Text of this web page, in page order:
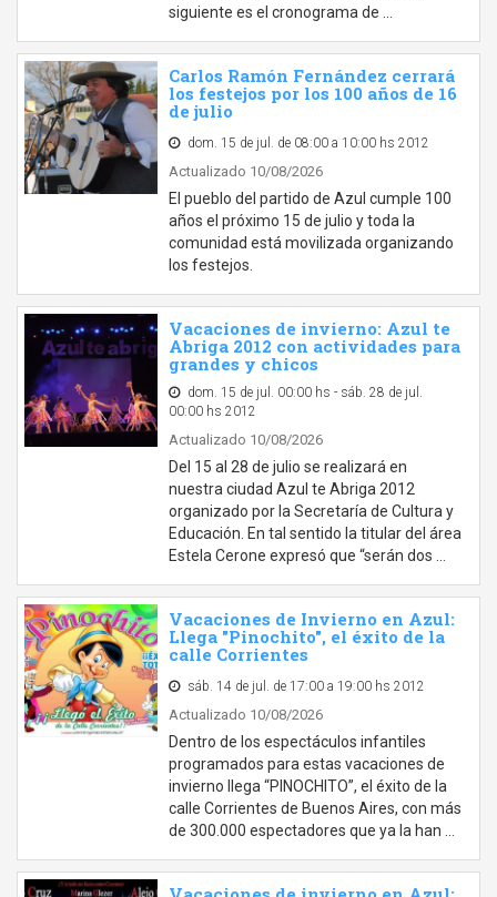
siguiente es el cronograma de …
Carlos Ramón Fernández cerrará
los festejos por los 100 años de 16
de julio
dom. 15 de jul. de 08:00 a 10:00 hs 2012
Actualizado 10/08/2026
El pueblo del partido de Azul cumple 100
años el próximo 15 de julio y toda la
comunidad está movilizada organizando
los festejos.
Vacaciones de invierno: Azul te
Abriga 2012 con actividades para
grandes y chicos
dom. 15 de jul. 00:00 hs - sáb. 28 de jul.
00:00 hs 2012
Actualizado 10/08/2026
Del 15 al 28 de julio se realizará en
nuestra ciudad Azul te Abriga 2012
organizado por la Secretaría de Cultura y
Educación. En tal sentido la titular del área
Estela Cerone expresó que “serán dos …
Vacaciones de Invierno en Azul:
Llega "Pinochito", el éxito de la
calle Corrientes
sáb. 14 de jul. de 17:00 a 19:00 hs 2012
Actualizado 10/08/2026
Dentro de los espectáculos infantiles
programados para estas vacaciones de
invierno llega “PINOCHITO”, el éxito de la
calle Corrientes de Buenos Aires, con más
de 300.000 espectadores que ya la han …